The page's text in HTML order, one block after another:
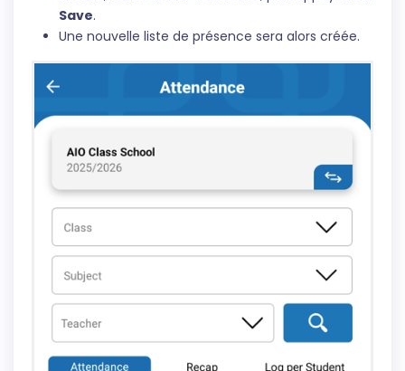
Save.
Une nouvelle liste de présence sera alors créée.